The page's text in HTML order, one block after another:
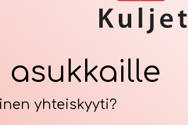
asukkaille
yhteiskyyti?